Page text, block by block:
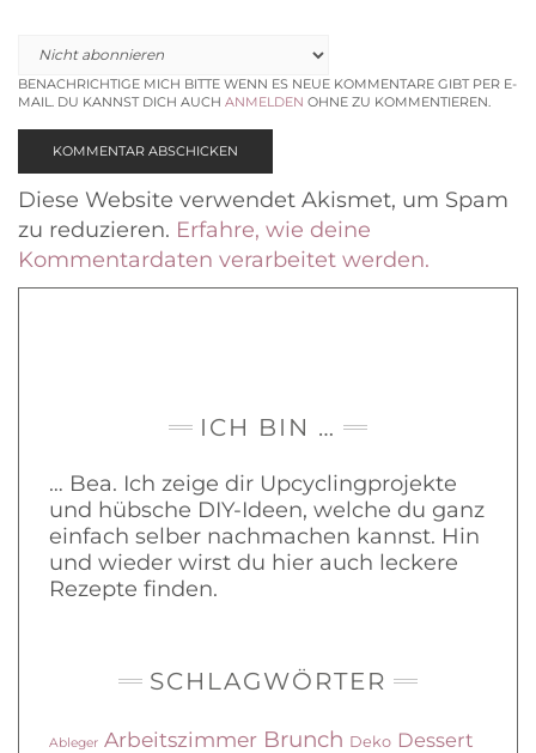
BENACHRICHTIGE MICH BITTE WENN ES NEUE KOMMENTARE GIBT PER E-
MAIL. DU KANNST DICH AUCH ANMELDEN OHNE ZU KOMMENTIEREN.
Diese Website verwendet Akismet, um Spam
zu reduzieren. Erfahre, wie deine
Kommentardaten verarbeitet werden.
ICH BIN …
… Bea. Ich zeige dir Upcyclingprojekte
und hübsche DIY-Ideen, welche du ganz
einfach selber nachmachen kannst. Hin
und wieder wirst du hier auch leckere
Rezepte finden.
SCHLAGWÖRTER
Ableger Arbeitszimmer Brunch Deko Dessert